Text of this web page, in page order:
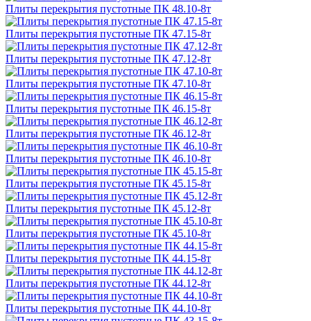
Плиты перекрытия пустотные ПК 48.10-8т
Плиты перекрытия пустотные ПК 47.15-8т
Плиты перекрытия пустотные ПК 47.12-8т
Плиты перекрытия пустотные ПК 47.10-8т
Плиты перекрытия пустотные ПК 46.15-8т
Плиты перекрытия пустотные ПК 46.12-8т
Плиты перекрытия пустотные ПК 46.10-8т
Плиты перекрытия пустотные ПК 45.15-8т
Плиты перекрытия пустотные ПК 45.12-8т
Плиты перекрытия пустотные ПК 45.10-8т
Плиты перекрытия пустотные ПК 44.15-8т
Плиты перекрытия пустотные ПК 44.12-8т
Плиты перекрытия пустотные ПК 44.10-8т